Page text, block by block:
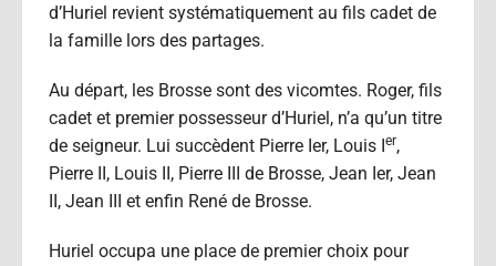
d’Huriel revient systématiquement au fils cadet de
la famille lors des partages.
Au départ, les Brosse sont des vicomtes. Roger, fils
cadet et premier possesseur d’Huriel, n’a qu’un titre
de seigneur. Lui succèdent Pierre Ier, Louis Ier,
Pierre II, Louis II, Pierre III de Brosse, Jean Ier, Jean
II, Jean III et enfin René de Brosse.
Huriel occupa une place de premier choix pour